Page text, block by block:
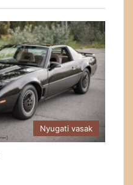
Nyugati vasak